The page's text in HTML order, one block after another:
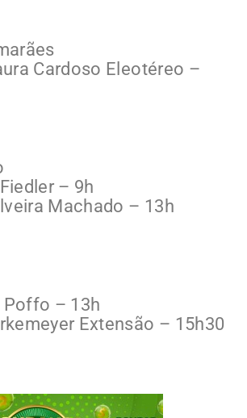
Cardoso Eleotéreo –
– 9h
Machado – 13h
Poffo – 13h
Extensão – 15h30